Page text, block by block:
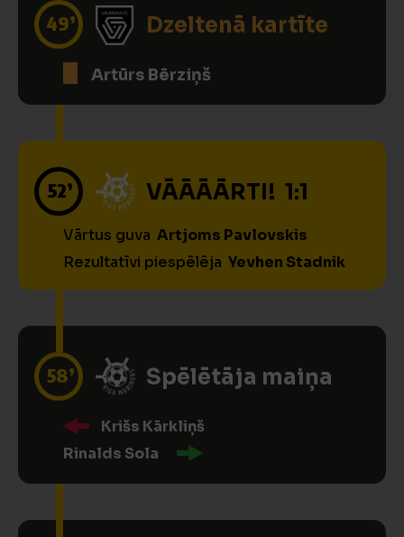
49’ Dzeltenā kartīte
Artūrs Bērziņš
52’ VĀĀĀĀRTI! 1:1
Vārtus guva Artjoms Pavlovskis
Rezultatīvi piespēlēja Yevhen Stadnik
58’ Spēlētāja maiņa
Krišs Kārkliņš
Rinalds Sola